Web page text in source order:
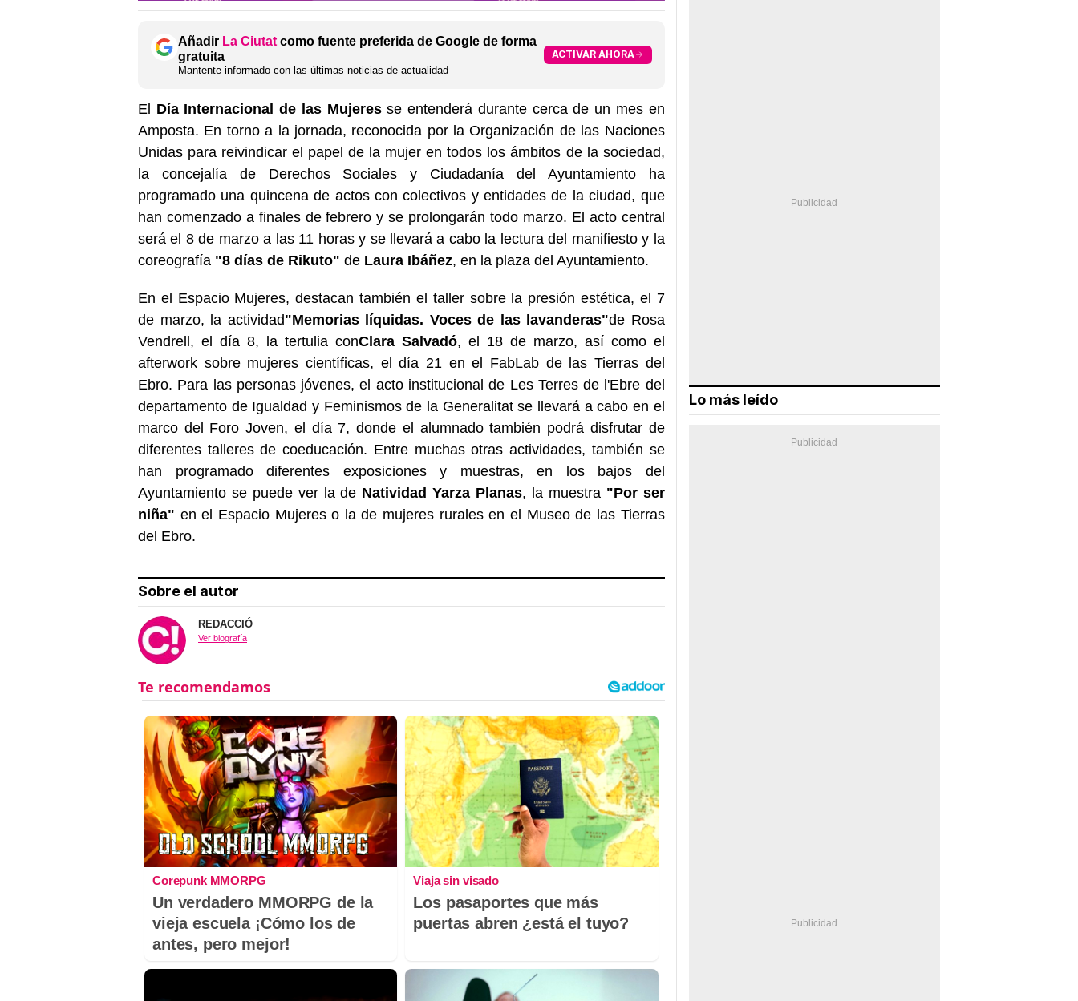
Añadir La Ciutat como fuente preferida de Google de forma
gratuita
Mantente informado con las últimas noticias de actualidad
ACTIVAR AHORA
El Día Internacional de las Mujeresse entenderá durante cerca de un mes en
Amposta. En torno a la jornada, reconocida por la Organización de las Naciones
Unidas para reivindicar el papel de la mujer en todos los ámbitos de la sociedad,
la concejalía de Derechos Sociales y Ciudadanía del Ayuntamiento ha
programado una quincena de actos con colectivos y entidades de la ciudad, que
han comenzado a finales de febrero y se prolongarán todo marzo. El acto central
será el 8 de marzo a las 11 horas y se llevará a cabo la lectura del manifiesto y la
coreografía "8 días de Rikuto" de Laura Ibáñez, en la plaza del Ayuntamiento.
En el Espacio Mujeres, destacan también el taller sobre la presión estética, el 7
de marzo, la actividad"Memorias líquidas. Voces de las lavanderas"de Rosa
Vendrell, el día 8, la tertulia conClara Salvadó, el 18 de marzo, así como el
afterwork sobre mujeres científicas, el día 21 en el FabLab de las Tierras del
Ebro. Para las personas jóvenes, el acto institucional de Les Terres de l'Ebre del
departamento de Igualdad y Feminismos de la Generalitat se llevará a cabo en el
marco del Foro Joven, el día 7, donde el alumnado también podrá disfrutar de
diferentes talleres de coeducación. Entre muchas otras actividades, también se
han programado diferentes exposiciones y muestras, en los bajos del
Ayuntamiento se puede ver la de Natividad Yarza Planas, la muestra "Por ser
niña" en el Espacio Mujeres o la de mujeres rurales en el Museo de las Tierras
del Ebro.
Sobre el autor
REDACCIÓ
Ver biografía
Corepunk MMORPG
Un verdadero MMORPG de la
vieja escuela ¡Cómo los de
antes, pero mejor!
Viaja sin visado
Los pasaportes que más
puertas abren ¿está el tuyo?
Lo más leído